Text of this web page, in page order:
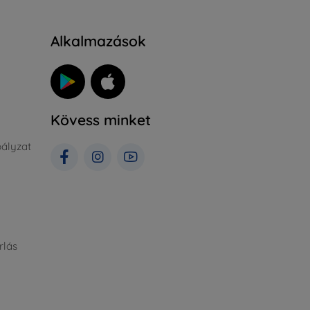
Alkalmazások
Kövess minket